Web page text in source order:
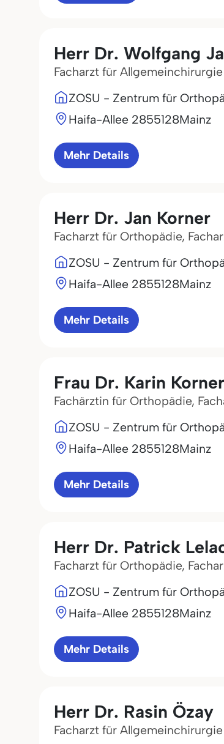
Herr Dr. Wolfgang
Facharzt für Allgemeinchirurgie
ZOSU - Zentrum für
Haifa-Allee 2855128Mainz
Mehr Details
Herr Dr. Jan Korner
Facharzt für Orthopädie,
ZOSU - Zentrum für
Haifa-Allee 2855128Mainz
Mehr Details
Frau Dr. Karin Korner
Fachärztin für Orthopädie,
ZOSU - Zentrum für
Haifa-Allee 2855128Mainz
Mehr Details
Herr Dr. Patrick
Facharzt für Orthopädie,
ZOSU - Zentrum für
Haifa-Allee 2855128Mainz
Mehr Details
Herr Dr. Rasin Özay
Facharzt für Allgemeinchirurgie